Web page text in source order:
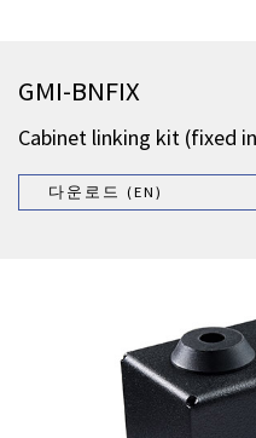
GMI-BNFIX
Cabinet linking kit (fixed
다운로드 (EN)